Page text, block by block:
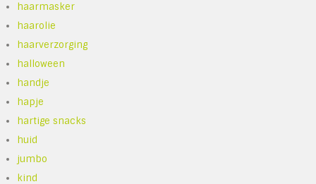
haarmasker
haarolie
haarverzorging
halloween
handje
hapje
hartige snacks
huid
jumbo
kind